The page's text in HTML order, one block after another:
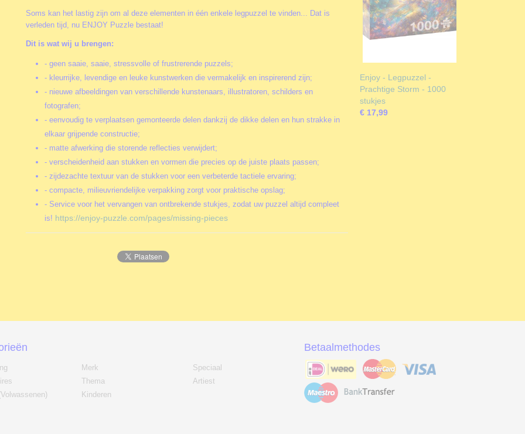
Soms kan het lastig zijn om al deze elementen in één enkele legpuzzel te vinden... Dat is
verleden tijd, nu ENJOY Puzzle bestaat!
Dit is wat wij u brengen:
- geen saaie, saaie, stressvolle of frustrerende puzzels;
- kleurrijke, levendige en leuke kunstwerken die vermakelijk en inspirerend zijn;
- nieuwe afbeeldingen van verschillende kunstenaars, illustratoren, schilders en
fotografen;
- eenvoudig te verplaatsen gemonteerde delen dankzij de dikke delen en hun strakke in
elkaar grijpende constructie;
- matte afwerking die storende reflecties verwijdert;
- verscheidenheid aan stukken en vormen die precies op de juiste plaats passen;
- zijdezachte textuur van de stukken voor een verbeterde tactiele ervaring;
- compacte, milieuvriendelijke verpakking zorgt voor praktische opslag;
- Service voor het vervangen van ontbrekende stukjes, zodat uw puzzel altijd compleet
is! https://enjoy-puzzle.com/pages/missing-pieces
Enjoy - Legpuzzel -
Prachtige Storm - 1000
stukjes
€ 17,99
Merk
Thema
Kinderen
Speciaal
Artiest
Betaalmethodes